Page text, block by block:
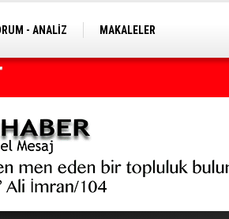
- ANALİZ MAKALELER